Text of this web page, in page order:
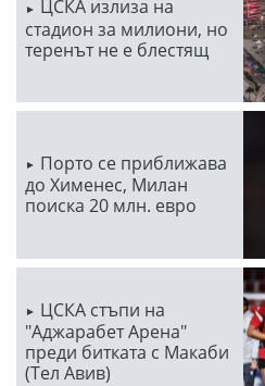
ЦСКА излиза на
стадион за милиони, но
теренът не е блестящ
Порто се приближава
до Хименес, Милан
поиска 20 млн. евро
ЦСКА стъпи на
"Аджарабет Арена"
преди битката с Макаби
(Тел Авив)